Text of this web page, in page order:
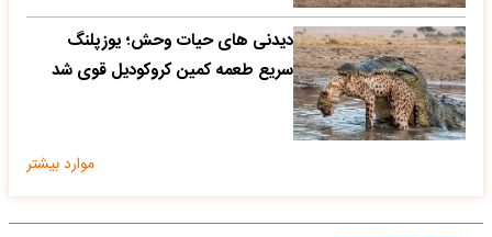
دیدنی های حیات وحش؛ یوزپلنگ
سریع طعمه کمین کروکودیل قوی شد
موارد بیشتر